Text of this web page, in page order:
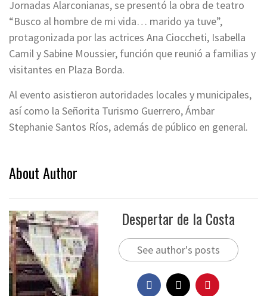
Jornadas Alarconianas, se presentó la obra de teatro
“Busco al hombre de mi vida… marido ya tuve”,
protagonizada por las actrices Ana Cioccheti, Isabella
Camil y Sabine Moussier, función que reunió a familias y
visitantes en Plaza Borda.
Al evento asistieron autoridades locales y municipales,
así como la Señorita Turismo Guerrero, Ámbar
Stephanie Santos Ríos, además de público en general.
About Author
Despertar de la Costa
See author's posts